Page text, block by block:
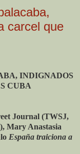
carcel que
INDIGNADOS
CUBA
Journal (TWSJ,
Mary Anastasia
España traiciona a